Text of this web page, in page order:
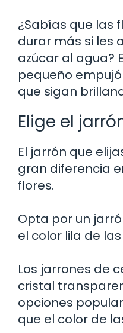
¿Sabías que las
durar más si les
azúcar al agua?
pequeño
que sigan
Elige el
El jarrón que
gran diferencia
flores.
Opta por un
el color lila de
Los jarrones de
cristal
opciones
que el color de